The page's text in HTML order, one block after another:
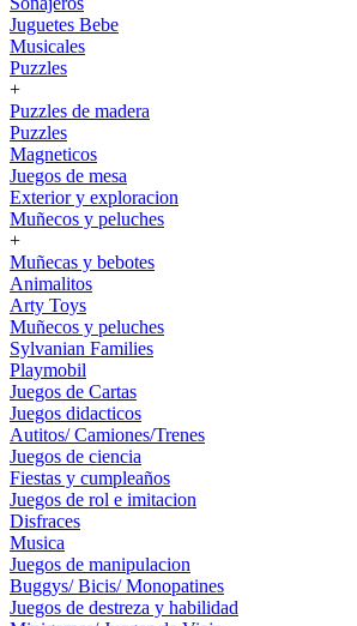
Juguetes Bebe
Musicales
Puzzles
+
Puzzles de madera
Puzzles
Magneticos
Juegos de mesa
Exterior y exploracion
Muñecos y peluches
+
Muñecas y bebotes
Animalitos
Arty Toys
Muñecos y peluches
Sylvanian Families
Playmobil
Juegos de Cartas
Juegos didacticos
Autitos/ Camiones/Trenes
Juegos de ciencia
Fiestas y cumpleaños
Juegos de rol e imitacion
Disfraces
Musica
Juegos de manipulacion
Buggys/ Bicis/ Monopatines
Juegos de destreza y habilidad